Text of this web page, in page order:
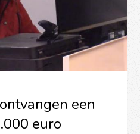
een
euro